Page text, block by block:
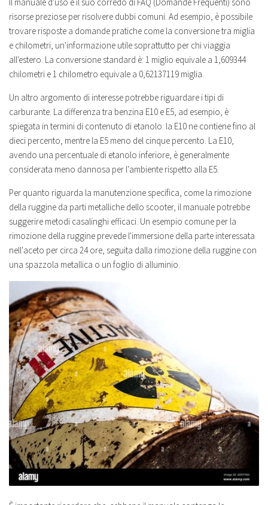
risorse preziose per risolvere dubbi comuni. Ad esempio, è possibile
trovare risposte a domande pratiche come la conversione tra miglia
e chilometri, un'informazione utile soprattutto per chi viaggia
all'estero. La conversione standard è: 1 miglio equivale a 1,609344
chilometri e 1 chilometro equivale a 0,62137119 miglia.
Un altro argomento di interesse potrebbe riguardare i tipi di
carburante. La differenza tra benzina E10 e E5, ad esempio, è
spiegata in termini di contenuto di etanolo: la E10 ne contiene fino al
dieci percento, mentre la E5 meno del cinque percento. La E10,
avendo una percentuale di etanolo inferiore, è generalmente
considerata meno dannosa per l'ambiente rispetto alla E5.
Per quanto riguarda la manutenzione specifica, come la rimozione
della ruggine da parti metalliche dello scooter, il manuale potrebbe
suggerire metodi casalinghi efficaci. Un esempio comune per la
rimozione della ruggine prevede l'immersione della parte interessata
nell'aceto per circa 24 ore, seguita dalla rimozione della ruggine con
una spazzola metallica o un foglio di alluminio.